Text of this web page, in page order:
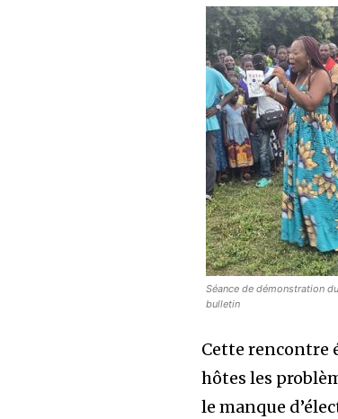
Séance de démonstration
bulletin
Cette rencontre
hôtes les
le manque